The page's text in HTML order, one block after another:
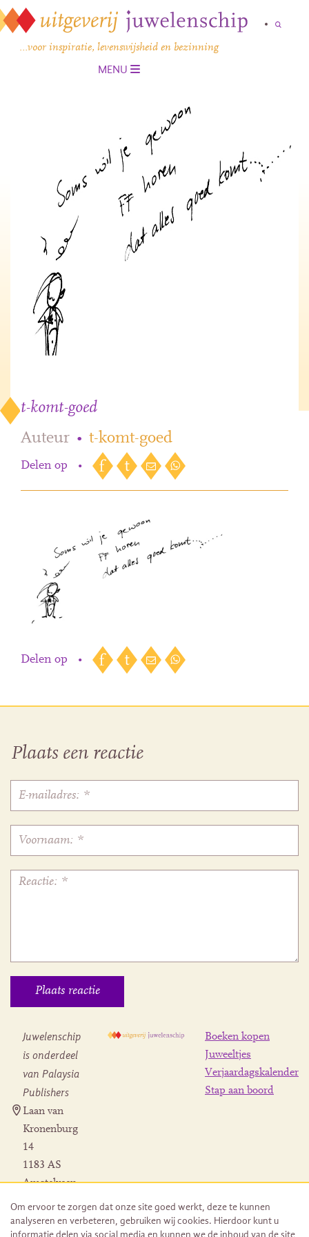
…voor inspiratie, levenswijsheid en bezinning
MENU
t-komt-goed
Auteur • t-komt-goed
Delen op •
Delen op •
Plaats een reactie
Juwelenschip
is onderdeel
van Palaysia
Publishers
Laan van
Kronenburg
14
1183 AS
Amstelveen
Herroeping
bestelling
Boeken kopen
Juweeltjes
Verjaardagskalender
Stap aan boord
Om ervoor te zorgen dat onze site goed werkt, deze te kunnen
analyseren en verbeteren, gebruiken wij cookies. Hierdoor kunt u
informatie delen via social media en kunnen we de inhoud van de site